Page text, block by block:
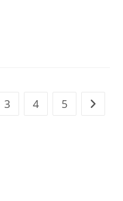
3 4 5 Go to